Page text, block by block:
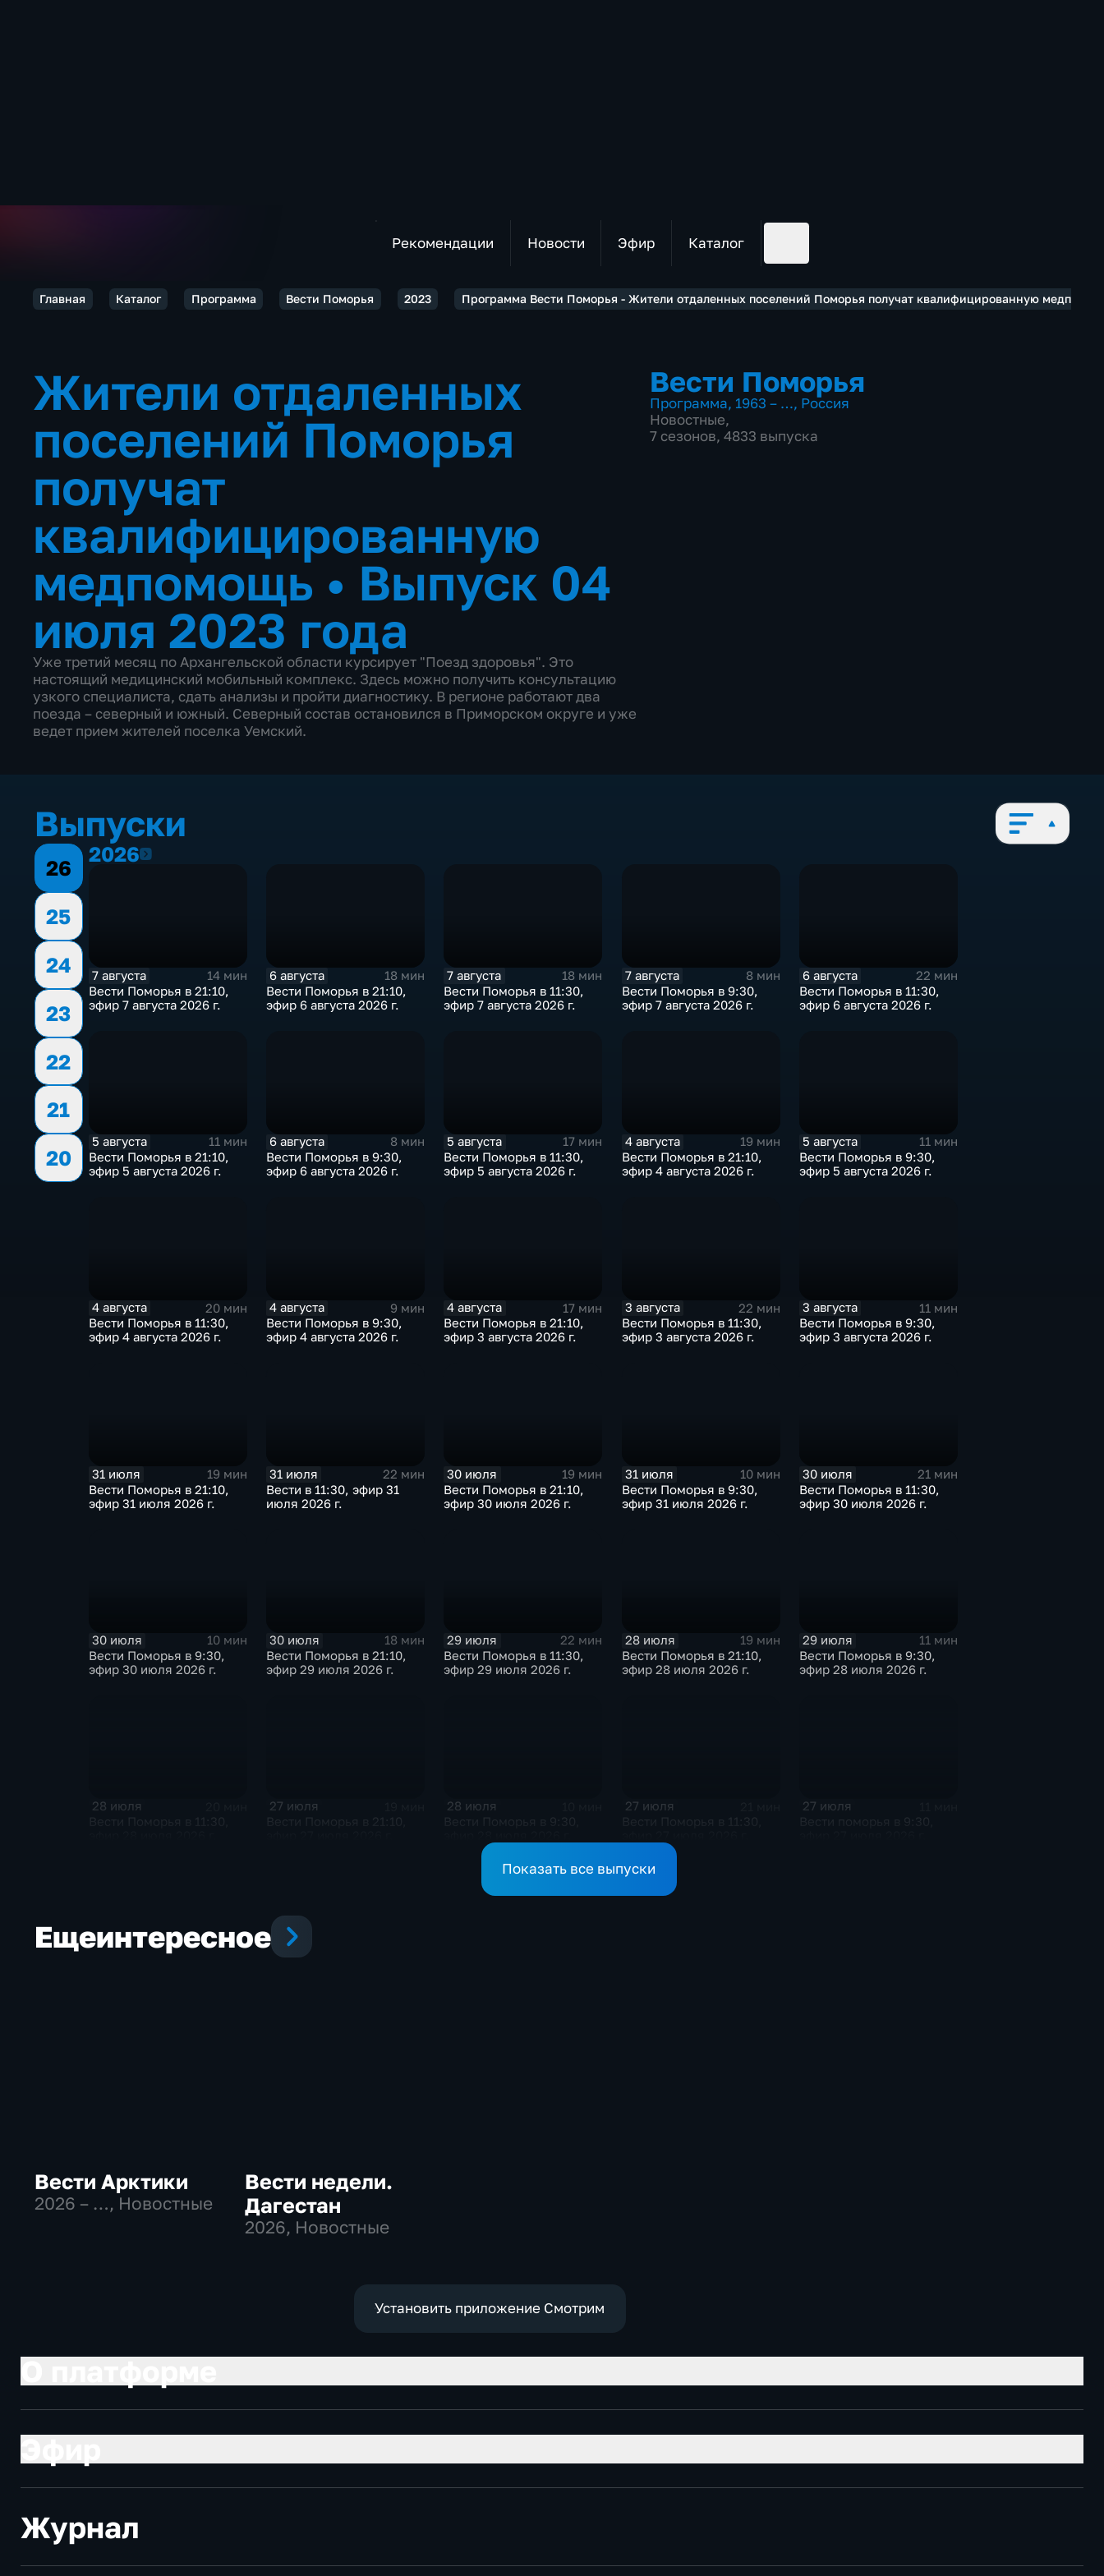
Рекомендации Новости Эфир Каталог
Главная Каталог Программа Вести Поморья 2023 Программа Вести Поморья - Жители отдаленных поселений Поморья получат квалифицированную
Жители отдаленных
поселений Поморья
получат
квалифицированную
медпомощь • Выпуск 04
июля 2023 года
Уже третий месяц по Архангельской области курсирует "Поезд здоровья". Это
настоящий медицинский мобильный комплекс. Здесь можно получить консультацию
узкого специалиста, сдать анализы и пройти диагностику. В регионе работают два
поезда – северный и южный. Северный состав остановился в Приморском округе и уже
ведет прием жителей поселка Уемский.
Вести Поморья
Программа, 1963 – …, Россия
Новостные,
7 сезонов, 4833 выпуска
Выпуски
26
25
24
23
22
21
20
20262026
7 августа
14 мин
Вести Поморья в 21:10,
эфир 7 августа 2026 г.
6 августа
18 мин
Вести Поморья в 21:10,
эфир 6 августа 2026 г.
7 августа
18 мин
Вести Поморья в 11:30,
эфир 7 августа 2026 г.
7 августа
8 мин
Вести Поморья в 9:30,
эфир 7 августа 2026 г.
6 августа
22 мин
Вести Поморья в 11:30,
эфир 6 августа 2026 г.
5 августа
11 мин
Вести Поморья в 21:10,
эфир 5 августа 2026 г.
6 августа
8 мин
Вести Поморья в 9:30,
эфир 6 августа 2026 г.
5 августа
17 мин
Вести Поморья в 11:30,
эфир 5 августа 2026 г.
4 августа
19 мин
Вести Поморья в 21:10,
эфир 4 августа 2026 г.
5 августа
11 мин
Вести Поморья в 9:30,
эфир 5 августа 2026 г.
4 августа
20 мин
Вести Поморья в 11:30,
эфир 4 августа 2026 г.
4 августа
9 мин
Вести Поморья в 9:30,
эфир 4 августа 2026 г.
4 августа
17 мин
Вести Поморья в 21:10,
эфир 3 августа 2026 г.
3 августа
22 мин
Вести Поморья в 11:30,
эфир 3 августа 2026 г.
3 августа
11 мин
Вести Поморья в 9:30,
эфир 3 августа 2026 г.
31 июля
19 мин
Вести Поморья в 21:10,
эфир 31 июля 2026 г.
31 июля
22 мин
Вести в 11:30, эфир 31
июля 2026 г.
30 июля
19 мин
Вести Поморья в 21:10,
эфир 30 июля 2026 г.
31 июля
10 мин
Вести Поморья в 9:30,
эфир 31 июля 2026 г.
30 июля
21 мин
Вести Поморья в 11:30,
эфир 30 июля 2026 г.
30 июля
10 мин
Вести Поморья в 9:30,
эфир 30 июля 2026 г.
30 июля
18 мин
Вести Поморья в 21:10,
эфир 29 июля 2026 г.
29 июля
22 мин
Вести Поморья в 11:30,
эфир 29 июля 2026 г.
28 июля
19 мин
Вести Поморья в 21:10,
эфир 28 июля 2026 г.
29 июля
11 мин
Вести Поморья в 9:30,
эфир 28 июля 2026 г.
28 июля 27 июля 28 июля 27 июля 27 июля
Показать все выпуски
Ещеинтересное
Вести Арктики
2026 – …, Новостные
Вести недели.
Дагестан
2026, Новостные
Установить приложение Смотрим
Журнал